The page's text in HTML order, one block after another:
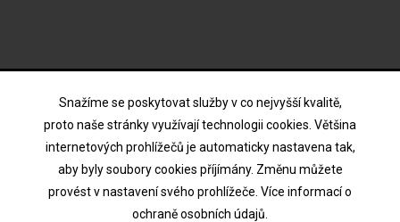
Snažíme se poskytovat služby v co nejvyšší kvalitě,
proto naše stránky využívají technologii cookies. Většina
internetových prohlížečů je automaticky nastavena tak,
aby byly soubory cookies příjímány. Změnu můžete
provést v nastavení svého prohlížeče. Více informací o
ochraně osobních údajů.
Souhlasím s podmínkami a zásadami ochrany osobních
údajů